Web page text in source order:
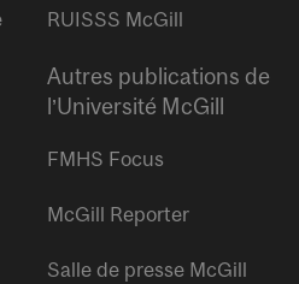
RUISSS McGill
Autres publications de
l’Université McGill
FMHS Focus
McGill Reporter
Salle de presse McGill